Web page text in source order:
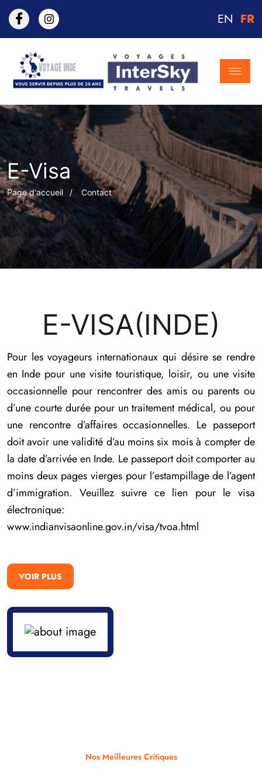
EN FR
E-Visa
Page d'accueil Contact
E-VISA(INDE)
Pour les voyageurs internationaux qui désire se rendre
en Inde pour une visite touristique, loisir, ou une visite
occasionnelle pour rencontrer des amis ou parents ou
d’une courte durée pour un traitement médical, ou pour
une rencontre d’affaires occasionnelles. Le passeport
doit avoir une validité d’au moins six mois à compter de
la date d’arrivée en Inde. Le passeport doit comporter au
moins deux pages vierges pour l’estampillage de l’agent
d’immigration. Veuillez suivre ce lien pour le visa
électronique:
www.indianvisaonline.gov.in/visa/tvoa.html
VOIR PLUS
Nos Meilleures Critiques